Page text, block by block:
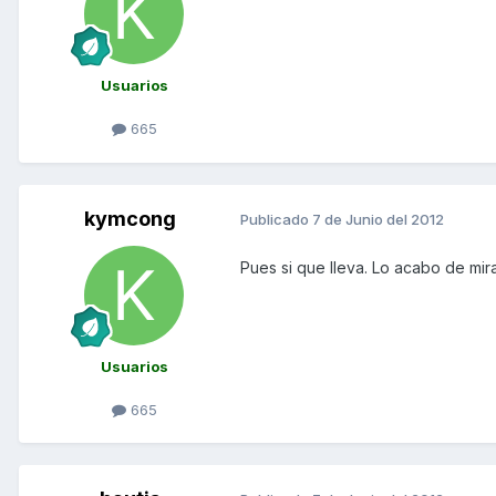
Usuarios
665
kymcong
Usuarios
665
Publicado 7 de Junio del 2012
Pues si que lleva. Lo acabo de